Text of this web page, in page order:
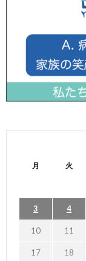
月 火
3 4
10 11
17 18